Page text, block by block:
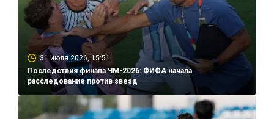
31 июля 2026, 15:51
Последствия финала ЧМ-2026: ФИФА начала
расследование против звезд